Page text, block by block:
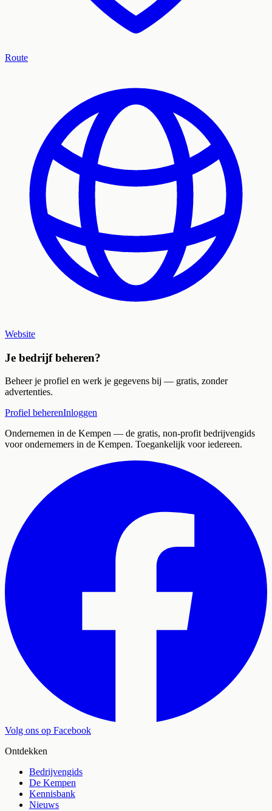
Route
Website
Je bedrijf beheren?
Beheer je profiel en werk je gegevens bij — gratis, zonder
advertenties.
Profiel beherenInloggen
Ondernemen in de Kempen — de gratis, non-profit bedrijvengids
voor ondernemers in de Kempen. Toegankelijk voor iedereen.
Volg ons op Facebook
Ontdekken
Bedrijvengids
De Kempen
Kennisbank
Nieuws